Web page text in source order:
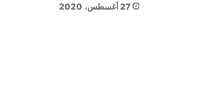
27 أغسطس، 2020